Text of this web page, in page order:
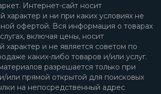
Интернет-сайт носит
характер и ни при каких условиях не
офертой. Вся информация о товарах
включая цены, носит
характер и не является советом по
каких-либо товаров и/или услуг.
разрешается только при
или прямой открытой для поисковых
на непосредственный адрес